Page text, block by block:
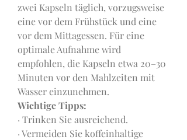
zwei Kapseln täglich, vorzugsweise
eine vor dem Frühstück und eine
vor dem Mittagessen. Für eine
optimale Aufnahme wird
empfohlen, die Kapseln etwa 20–30
Minuten vor den Mahlzeiten mit
Wasser einzunehmen.
Wichtige Tipps:
· Trinken Sie ausreichend.
· Vermeiden Sie koffeinhaltige